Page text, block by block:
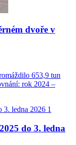
dvoře v
653,9 tun
rok 2024 –
do 3. ledna